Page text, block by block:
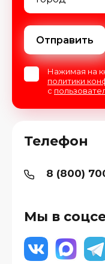
Телефон
8 (800)
Мы в
Нажимая на
политики
с
Отправить